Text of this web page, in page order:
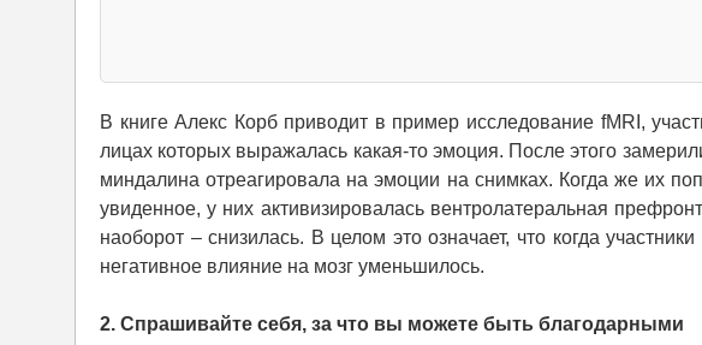
В книге Алекс Корб приводит в пример исследование fMRI,
лицах которых выражалась какая-то эмоция. После этого
миндалина отреагировала на эмоции на снимках. Когда же их
увиденное, у них активизировалась вентролатеральная
наоборот – снизилась. В целом это означает, что когда
негативное влияние на мозг уменьшилось.
2. Спрашивайте себя, за что вы можете быть благодарными